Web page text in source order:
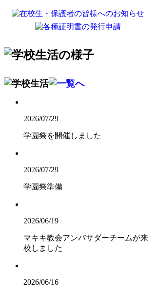
2026/07/29
学園祭を開催しました
2026/07/29
学園祭準備
2026/06/19
マキキ教会アンバサダーチームが来
校しました
2026/06/16